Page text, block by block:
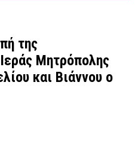
της
Μητρόπολης
και Βιάννου ο